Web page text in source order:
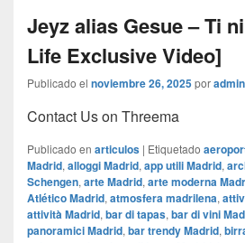
Jeyz alias Gesue – Ti
Life Exclusive Video]
Publicado el noviembre 26, 2025poradmin
Contact Us on Threema
Publicado en articulos | Etiquetado
Madrid, alloggi Madrid, app utili Madrid,
Schengen, arte Madrid, arte moderna
Atlético Madrid, atmosfera madrilena,
attività Madrid, bar di tapas, bar di vini
panoramici Madrid, bar trendy Madrid,